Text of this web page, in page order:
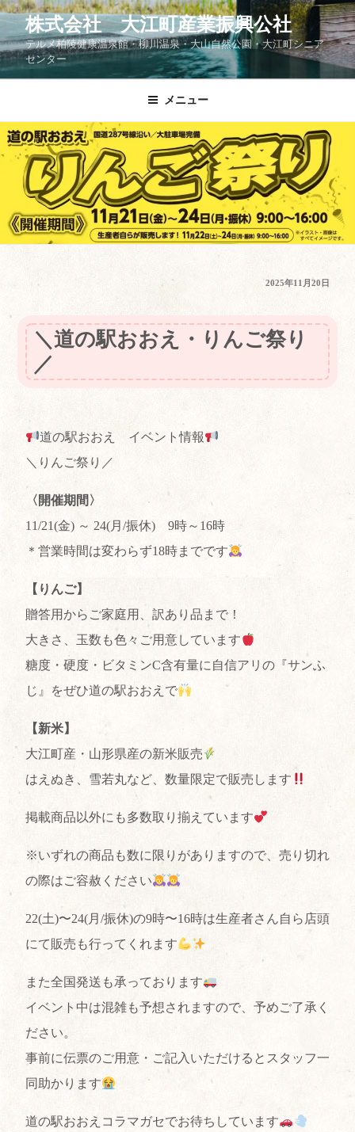
コ
ン
テ
ン
ス
キ
ッ
株式会社 大江町産業振興公社
テルメ柏陵健康温泉館・柳川温泉・大山自然公園・大江町シニア
センター
メニュー
投
2025年11月20日
＼道の駅おおえ・りんご祭り
／
道の駅おおえ イベント情報
＼りんご祭り／
〈開催期間〉
11/21(金) ～ 24(月/振休) 9時～16時
＊営業時間は変わらず18時までです
【りんご】
贈答用からご家庭用、訳あり品まで！
大きさ、玉数も色々ご用意しています
糖度・硬度・ビタミンC含有量に自信アリの『サンふ
じ』をぜひ道の駅おおえで
【新米】
大江町産・山形県産の新米販売
はえぬき、雪若丸など、数量限定で販売します
掲載商品以外にも多数取り揃えています
※いずれの商品も数に限りがありますので、売り切れ
の際はご容赦ください
22(土)〜24(月/振休)の9時〜16時は生産者さん自ら店頭
にて販売も行ってくれます
また全国発送も承っております
イベント中は混雑も予想されますので、予めご了承く
ださい。
事前に伝票のご用意・ご記入いただけるとスタッフ一
同助かります
道の駅おおえコラマガセでお待ちしています